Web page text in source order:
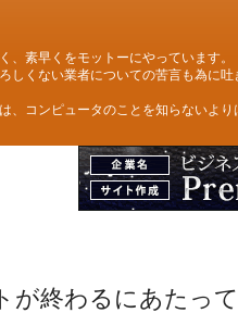
素早くをモットーにやっています。
くない業者についての苦言も為に吐
コンピュータのことを知らないより
が終わるにあたって